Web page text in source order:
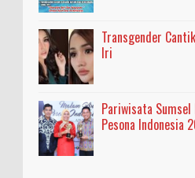
Transgender
Iri
Pariwisata Sumsel
Pesona Indonesia